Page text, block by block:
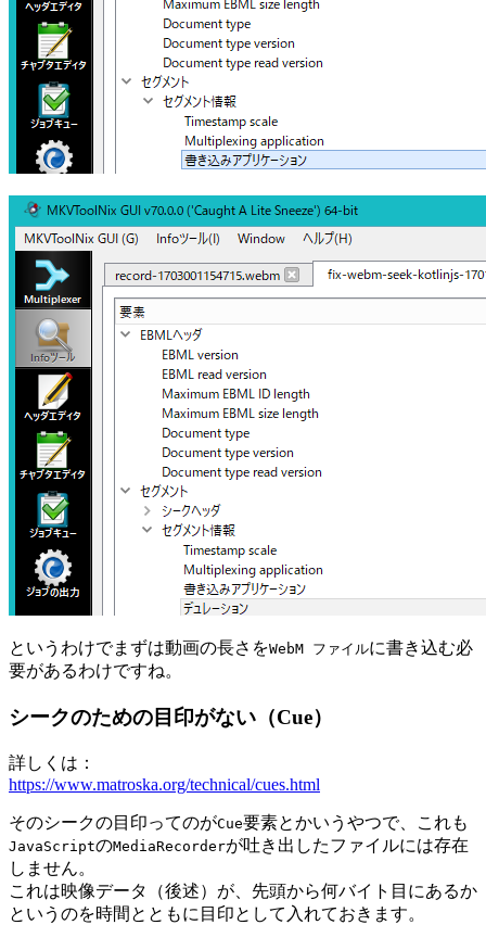
というわけでまずは動画の長さをWebM ファイルに書き込む必
要があるわけですね。
シークのための目印がない（Cue）
詳しくは：
https://www.matroska.org/technical/cues.html
そのシークの目印ってのがCue要素とかいうやつで、これも
JavaScriptのMediaRecorderが吐き出したファイルには存在
しません。
これは映像データ（後述）が、先頭から何バイト目にあるか
というのを時間とともに目印として入れておきます。